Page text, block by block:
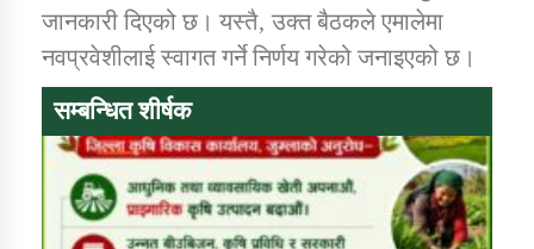
सामाजिक बिकास कार्यालय जुम्लाकाे सुचना
जानकारी दिएको छ। यस्तै‚ उक्त बैठकले एमालेमा
नवप्रवेशीलाई स्वागत गर्ने निर्णय गरेको जनाइएको छ।
सम्बन्धित शीर्षक